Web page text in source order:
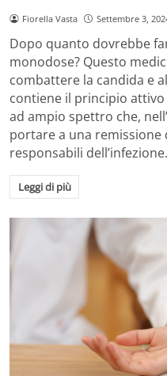
Fiorella Vasta Settembre 3,
Dopo quanto dovrebbe
monodose? Questo
combattere la candida e
contiene il principio
ad ampio spettro che,
portare a una remissione
responsabili dell’infezione.
Leggi di più